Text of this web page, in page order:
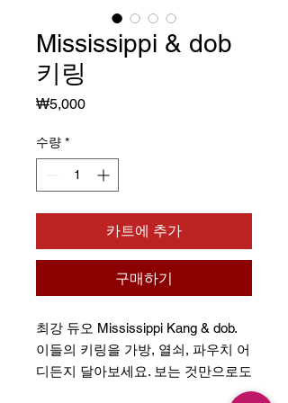
Mississippi & dob
키링
₩5,000가
수량 *
카트에 추가
구매하기
최강 듀오 Mississippi Kang & dob.
이들의 키링을 가방, 열쇠, 파우치 어
디든지 달아보세요. 보는 것만으로도